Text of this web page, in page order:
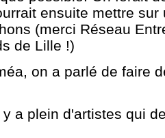
ensuite mettre
(merci Réseau
de Lille !)
on a parlé de faire
y a plein d'artistes qui